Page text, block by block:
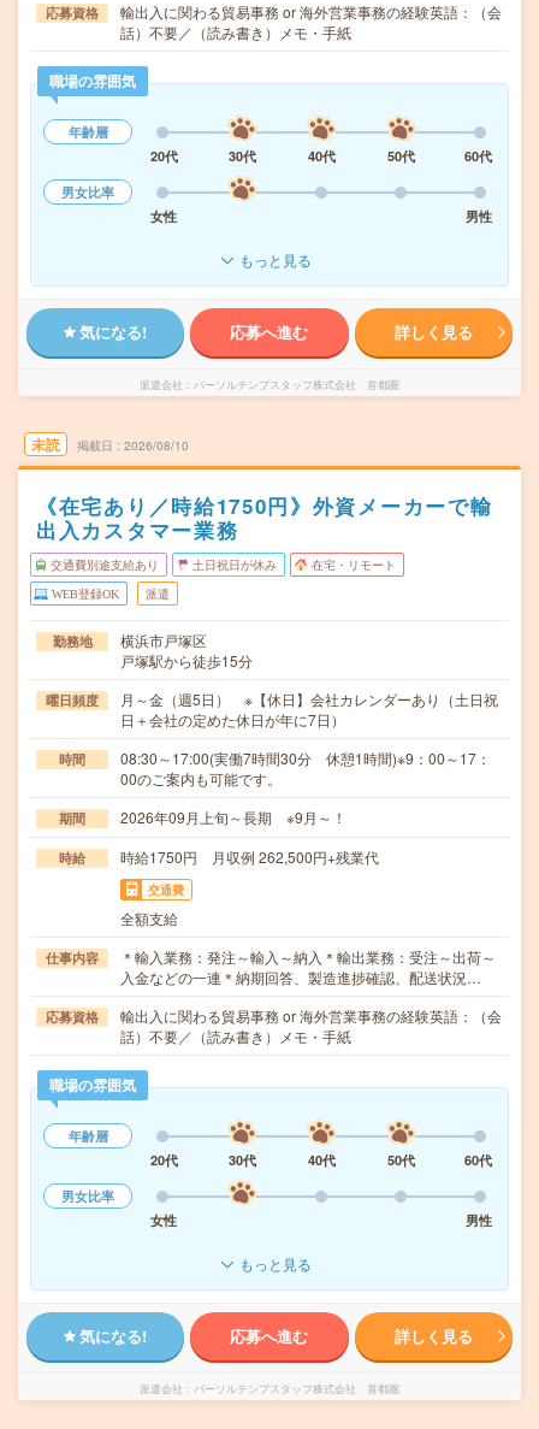
応募資格
輸出入に関わる貿易事務 or 海外営業事務の経験英語：（会
話）不要／（読み書き）メモ・手紙
職場の雰囲気
年齢層
20代
30代 40代 50代
60代
男女比率
女性
男性
もっと見る
気になる! 応募へ進む 詳しく見る
派遣会社 パーソルテンプスタッフ株式会社 首都圏
未読 掲載日 2026/08/10
《在宅あり／時給1750円》外資メーカーで輸
出入カスタマー業務
交通費別途支給あり 土日祝日が休み 在宅・リモート
WEB登録OK 派遣
勤務地
横浜市戸塚区
戸塚駅から徒歩15分
曜日頻度
月～金（週5日） ※【休日】会社カレンダーあり（土日祝
日＋会社の定めた休日が年に7日）
時間
08:30～17:00(実働7時間30分 休憩1時間)※9：00～17：
00のご案内も可能です。
期間 2026年09月上旬～長期 ※9月～！
時給 時給1750円 月収例 262,500円+残業代
交通費
全額支給
仕事内容
＊輸入業務：発注～輸入～納入＊輸出業務：受注～出荷～
入金などの一連＊納期回答、製造進捗確認、配送状況…
応募資格
輸出入に関わる貿易事務 or 海外営業事務の経験英語：（会
話）不要／（読み書き）メモ・手紙
職場の雰囲気
年齢層
20代
30代 40代 50代
60代
男女比率
女性
男性
もっと見る
気になる! 応募へ進む 詳しく見る
派遣会社 パーソルテンプスタッフ株式会社 首都圏